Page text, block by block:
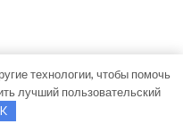
технологии, чтобы помочь
лучший пользовательский